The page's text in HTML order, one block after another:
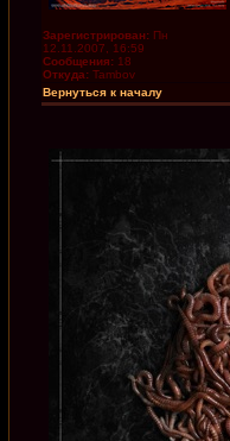
Зарегистрирован: Пн
12.11.2007, 16:59
Сообщения: 18
Откуда: Tambov
Вернуться к началу